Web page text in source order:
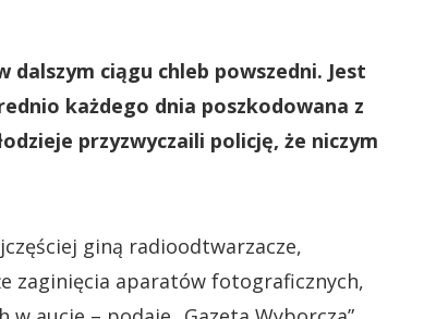
ciągu chleb powszedni. Jest
każdego dnia poszkodowana z
przyzwyczaili policję, że niczym
giną radioodtwarzacze,
zaginięcia aparatów fotograficznych,